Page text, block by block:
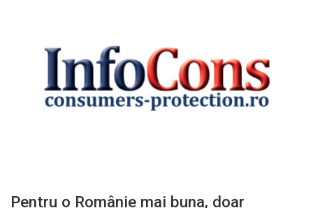
Pentru o Românie mai buna, doar